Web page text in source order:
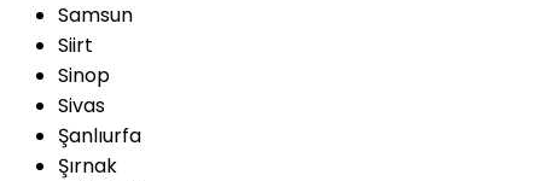
Samsun
Siirt
Sinop
Sivas
Şanlıurfa
Şırnak